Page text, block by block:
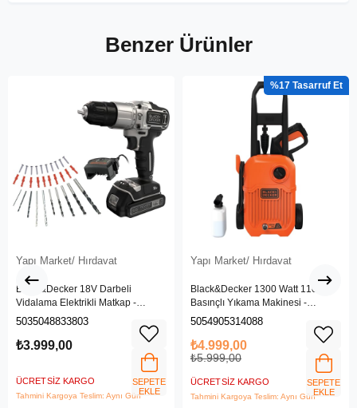
Benzer Ürünler
Yapı Market/ Hırdavat
Black&Decker 18V Darbeli
Vidalama Elektrikli Matkap -
BDCHD18SC1K-QW
5035048833803
₺3.999,00
ÜCRETSIZ KARGO
Tahmini Kargoya Teslim: Aynı Gün
SEPETE
EKLE
Yapı Market/ Hırdavat
Black&Decker 1300 Watt 110 Bar
Basınçlı Yıkama Makinesi -
(BEPW1300L-QS)
5054905314088
₺4.999,00
₺5.999,00
ÜCRETSIZ KARGO
Tahmini Kargoya Teslim: Aynı Gün
%17
SEPETE
EKLE